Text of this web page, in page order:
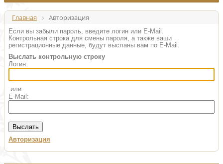
Главная Авторизация
Если вы забыли пароль, введите логин или E-Mail.
Контрольная строка для смены пароля, а также ваши
регистрационные данные, будут высланы вам по E-Mail.
Выслать контрольную строку
Логин:
или
E-Mail:
Авторизация